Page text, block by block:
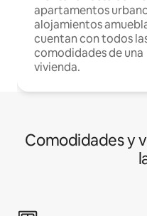
apartamentos
alojamientos
cuentan con todos
comodidades de una
vivienda.
Comodidades y